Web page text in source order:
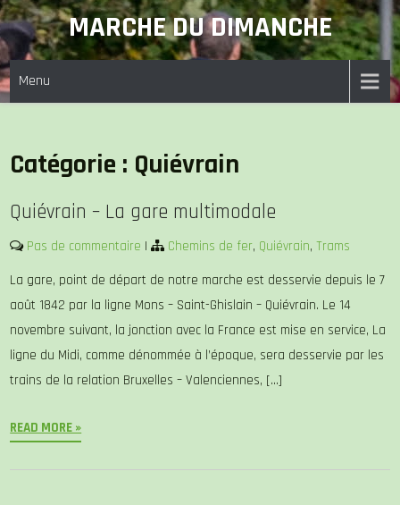
Skip
to
content
MARCHE DU DIMANCHE
Menu
Catégorie : Quiévrain
Quiévrain – La gare multimodale
Pas de commentaire | Chemins de fer, Quiévrain,Trams
La gare, point de départ de notre marche est desservie depuis le 7
août 1842 par la ligne Mons – Saint-Ghislain – Quiévrain. Le 14
novembre suivant, la jonction avec la France est mise en service, La
ligne du Midi, comme dénommée à l’époque, sera desservie par les
trains de la relation Bruxelles – Valenciennes, […]
READ MORE »